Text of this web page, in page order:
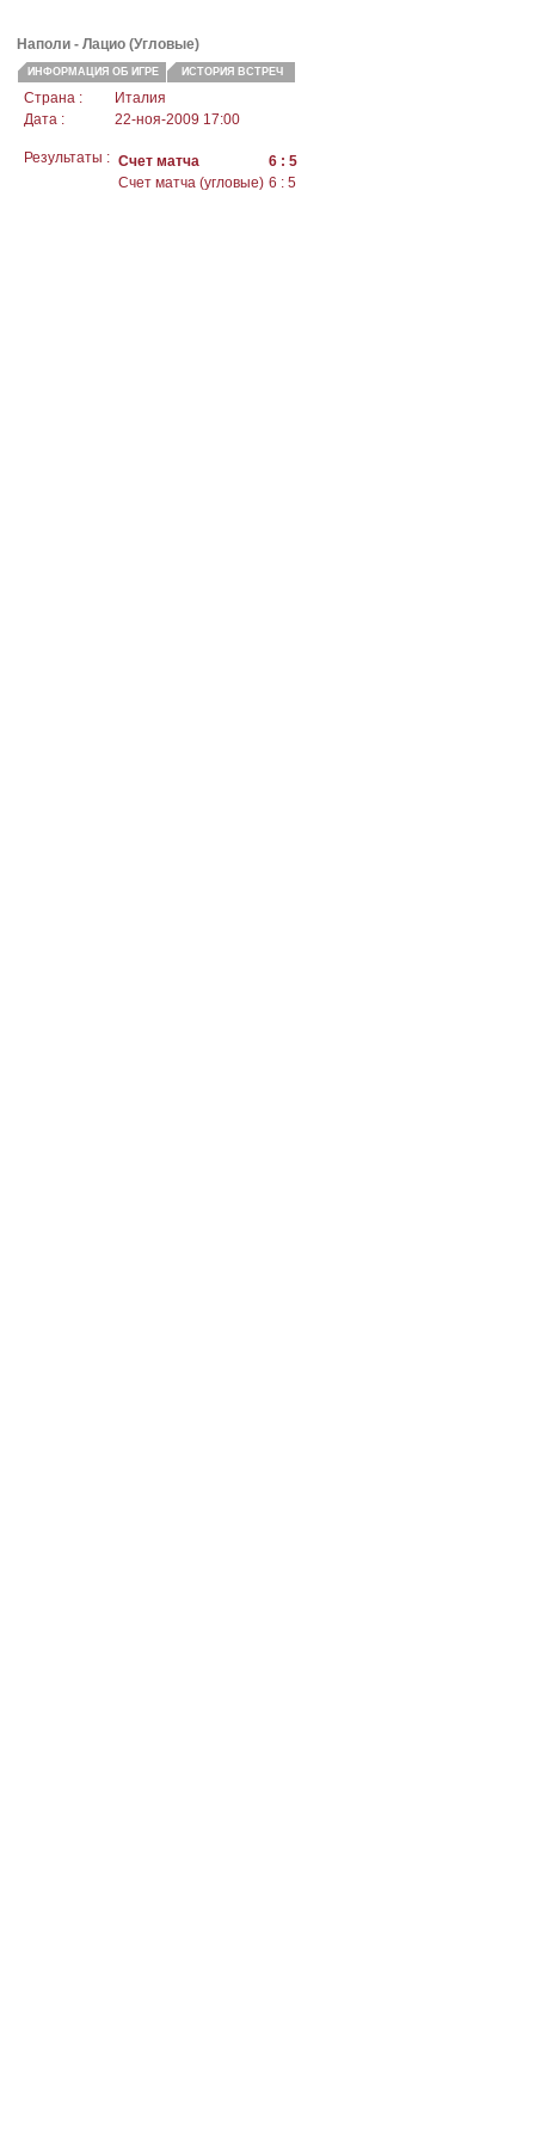
Наполи - Лацио (Угловые)
ИНФОРМАЦИЯ ОБ ИГРЕ ИСТОРИЯ ВСТРЕЧ
Страна :
Италия
Дата :
22-ноя-2009 17:00
Результаты : Счет матча
6 : 5
Счет матча (угловые) 6 : 5